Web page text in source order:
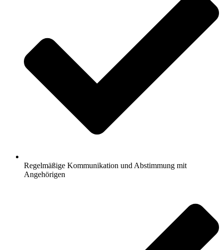
Regelmäßige Kommunikation und Abstimmung mit
Angehörigen